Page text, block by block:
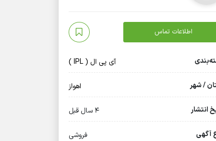
اطلاعات تماس
آی پی ال ( IPL )
/ شهر اهواز
انتشار 4 سال قبل
آگهی فروشی